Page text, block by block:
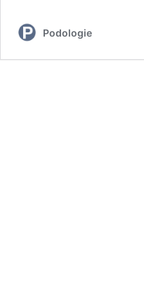
Mit
Tipps
Podologie